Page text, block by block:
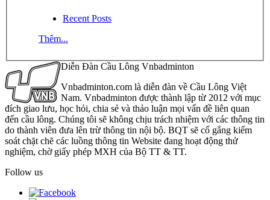
Recent Posts
Thêm...
Diễn Đàn Cầu Lông Vnbadminton
Vnbadminton.com là diễn đàn về Cầu Lông Việt
Nam. Vnbadminton được thành lập từ 2012 với mục
đích giao lưu, học hỏi, chia sẻ và thảo luận mọi vấn đề liên quan
đến cầu lông. Chúng tôi sẽ không chịu trách nhiệm với các thông tin
do thành viên đưa lên trừ thông tin nội bộ. BQT sẽ cố gắng kiểm
soát chặt chẽ các luồng thông tin Website đang hoạt động thử
nghiệm, chờ giấy phép MXH của Bộ TT & TT.
Follow us